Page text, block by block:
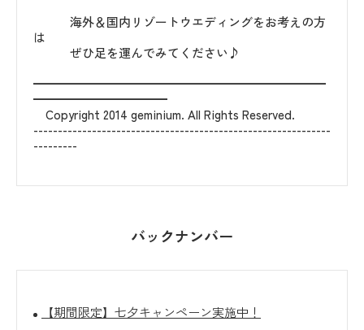
海外＆国内リゾートウエディングをお考えの方
は
ぜひ足を運んでみてください♪
━━━━━━━━━━━━━━━━━━━━━━━━
━━━━━━━━━━━
Copyright 2014 geminium. All Rights Reserved.
-------------------------------------------------------------
バックナンバー
【期間限定】七夕キャンペーン実施中！